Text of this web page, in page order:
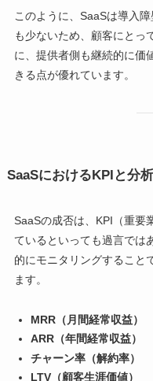
このように、SaaSは導入
も少ないため、顧客にとっ
に、提供者側も継続的に価
きる点が優れています。
SaaSにおけるKPIと分
SaaSの成否は、KPI（重要
ているといっても過言では
的にモニタリングすること
ます。
MRR（月間経常収益）
ARR（年間経常収益）
チャーン率（解約率）
LTV（顧客生涯価値）